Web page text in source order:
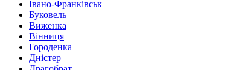
Івано-Франківськ
Буковель
Виженка
Вінниця
Городенка
Дністер